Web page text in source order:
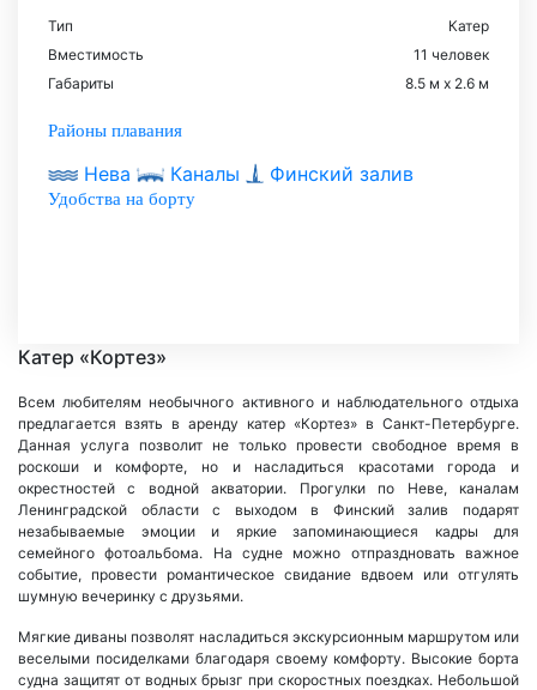
Тип
Катер
Вместимость
11 человек
Габариты
8.5 м х 2.6 м
Районы плавания
Нева Каналы Финский залив
Удобства на борту
Катер «Кортез»
Всем любителям необычного активного и наблюдательного отдыха
предлагается взять в аренду катер «Кортез» в Санкт-Петербурге.
Данная услуга позволит не только провести свободное время в
роскоши и комфорте, но и насладиться красотами города и
окрестностей с водной акватории. Прогулки по Неве, каналам
Ленинградской области с выходом в Финский залив подарят
незабываемые эмоции и яркие запоминающиеся кадры для
семейного фотоальбома. На судне можно отпраздновать важное
событие, провести романтическое свидание вдвоем или отгулять
шумную вечеринку с друзьями.
Мягкие диваны позволят насладиться экскурсионным маршрутом или
веселыми посиделками благодаря своему комфорту. Высокие борта
судна защитят от водных брызг при скоростных поездках. Небольшой